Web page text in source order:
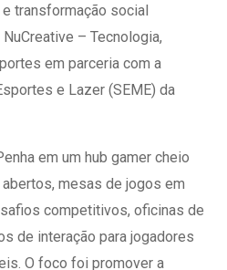
transformação social
– Tecnologia,
em parceria com a
e Lazer (SEME) da
em um hub gamer cheio
mesas de jogos em
competitivos, oficinas de
de interação para jogadores
O foco foi promover a